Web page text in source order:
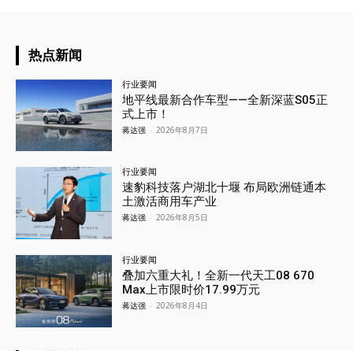
热点新闻
行业要闻
地平线最新合作车型——全新深蓝S05正
式上市！
蒋达强 - 2026年8月7日
行业要闻
速豹科技落户湖北十堰 布局欧洲链通本
土激活商用车产业
蒋达强 - 2026年8月5日
行业要闻
叠加六重大礼！全新一代天工08 670
Max上市限时价17.99万元
蒋达强 - 2026年8月4日